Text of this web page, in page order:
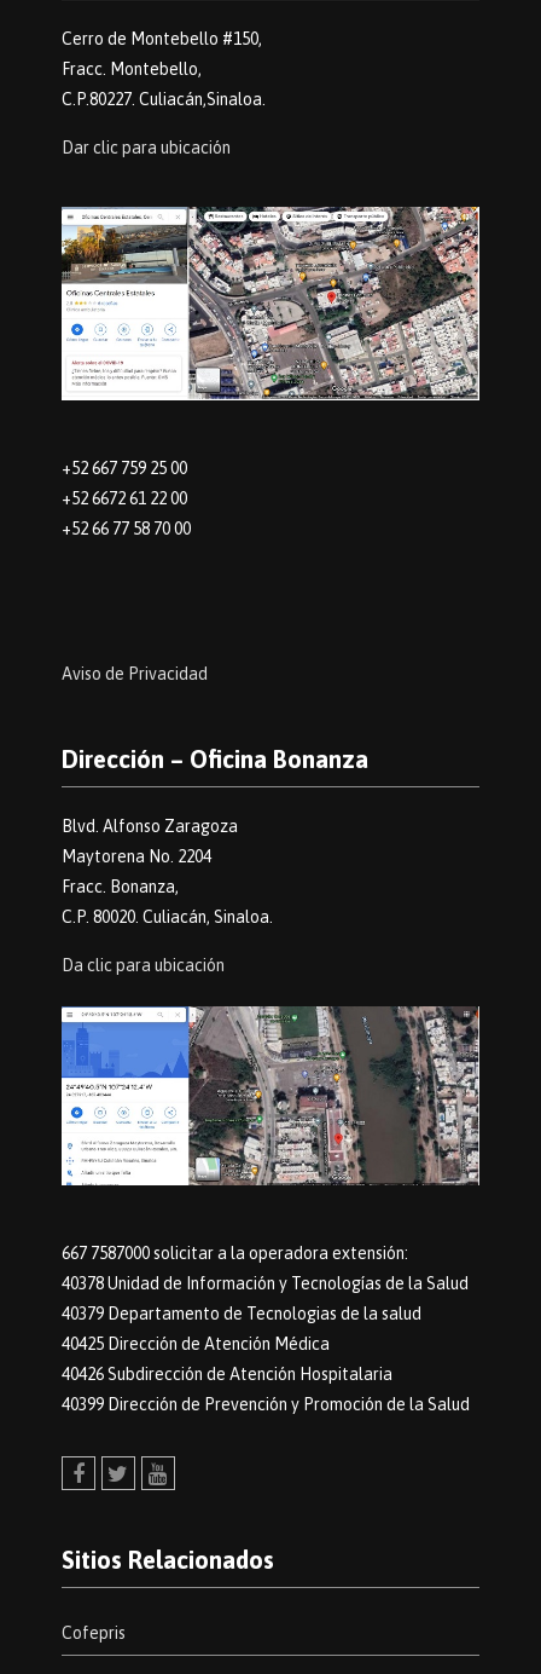
Cerro de Montebello #150,
Fracc. Montebello,
C.P.80227. Culiacán,Sinaloa.
Dar clic para ubicación
+52 667 759 25 00
+52 6672 61 22 00
+52 66 77 58 70 00
Aviso de Privacidad
Dirección – Oficina Bonanza
Blvd. Alfonso Zaragoza
Maytorena No. 2204
Fracc. Bonanza,
C.P. 80020. Culiacán, Sinaloa.
Da clic para ubicación
667 7587000 solicitar a la operadora extensión:
40378 Unidad de Información y Tecnologías de la Salud
40379 Departamento de Tecnologias de la salud
40425 Dirección de Atención Médica
40426 Subdirección de Atención Hospitalaria
40399 Dirección de Prevención y Promoción de la Salud
Sitios Relacionados
Cofepris